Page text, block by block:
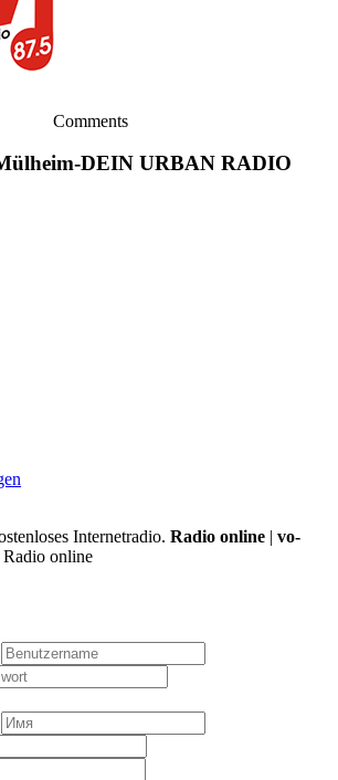
Comments
DEIN URBAN RADIO
Internetradio. Radio online | vo-
online